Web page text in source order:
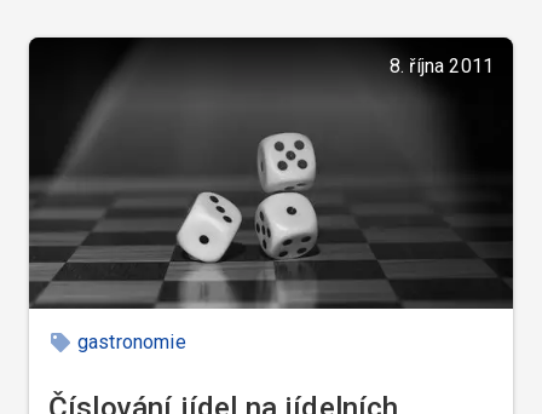
8. října 2011
gastronomie